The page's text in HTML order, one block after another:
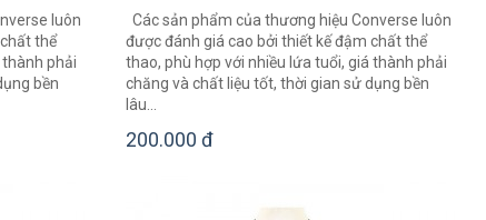
luôn
thể
phải
bền
Các sản phẩm của thương hiệu Converse luôn
được đánh giá cao bởi thiết kế đậm chất thể
thao, phù hợp với nhiều lứa tuổi, giá thành phải
chăng và chất liệu tốt, thời gian sử dụng bền
lâu...
200.000 đ